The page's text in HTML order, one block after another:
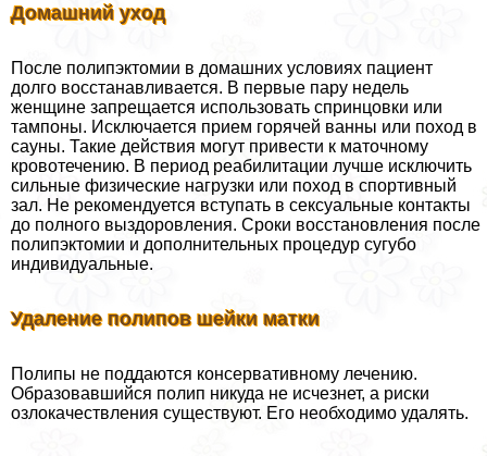
Домашний уход
После полипэктомии в домашних условиях пациент
долго восстанавливается. В первые пару недель
женщине запрещается использовать спринцовки или
тампоны. Исключается прием горячей ванны или поход в
сауны. Такие действия могут привести к маточному
кровотечению. В период реабилитации лучше исключить
сильные физические нагрузки или поход в спортивный
зал. Не рекомендуется вступать в ceкcуальные контакты
до полного выздоровления. Сроки восстановления после
полипэктомии и дополнительных процедур сугубо
индивидуальные.
Удаление полипов шейки матки
Полипы не поддаются консервативному лечению.
Образовавшийся полип никуда не исчезнет, а риски
озлокачествления существуют. Его необходимо удалять.